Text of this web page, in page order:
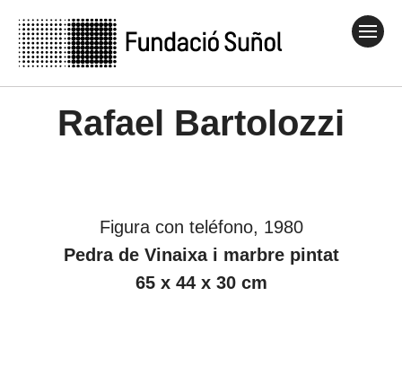
Rafael Bartolozzi
Figura con teléfono, 1980
Pedra de Vinaixa i marbre pintat
65 x 44 x 30 cm